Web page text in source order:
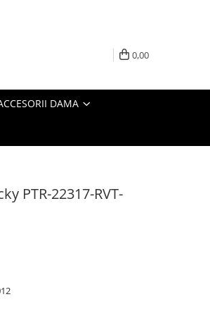
0,00
DAMA
PTR-22317-RVT-